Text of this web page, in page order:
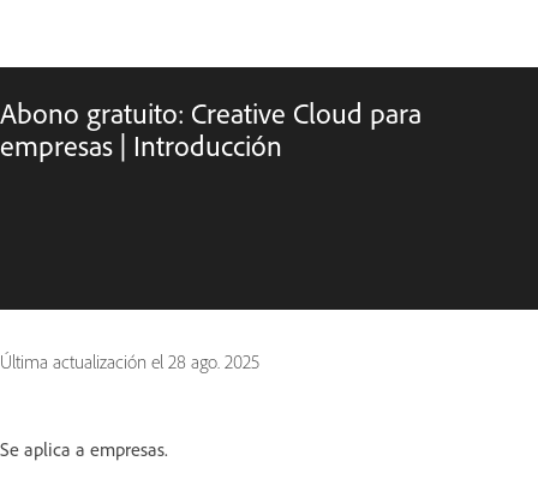
Abono gratuito: Creative Cloud para
empresas | Introducción
Última actualización el 28 ago. 2025
Se aplica a empresas.